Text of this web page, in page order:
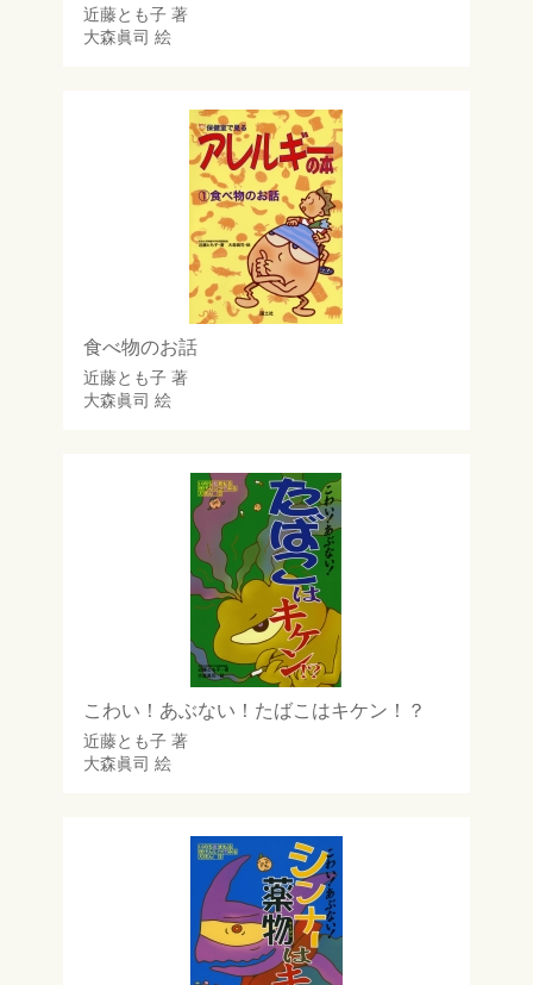
近藤とも子著
大森眞司 絵
食べ物のお話
近藤とも子著
大森眞司 絵
こわい！あぶない！たばこはキケン！？
近藤とも子著
大森眞司 絵